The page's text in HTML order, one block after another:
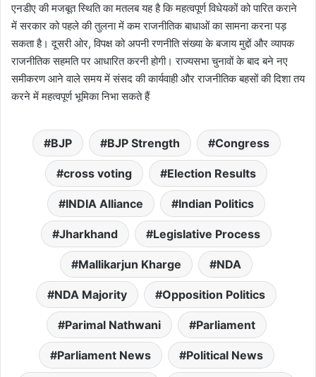
एनडीए की मजबूत स्थिति का मतलब यह है कि महत्वपूर्ण विधेयकों को पारित कराने
में सरकार को पहले की तुलना में कम राजनीतिक बाधाओं का सामना करना पड़
सकता है। दूसरी ओर, विपक्ष को अपनी रणनीति संख्या के बजाय मुद्दों और व्यापक
राजनीतिक सहमति पर आधारित करनी होगी। राज्यसभा चुनावों के बाद बने नए
समीकरण आने वाले समय में संसद की कार्यवाही और राजनीतिक बहसों की दिशा तय
करने में महत्वपूर्ण भूमिका निभा सकते हैं
BJP BJP Strength Congress
cross voting Election Results
INDIA Alliance Indian Politics
Jharkhand Legislative Process
Mallikarjun Kharge NDA
NDA Majority Opposition Politics
Parimal Nathwani Parliament
Parliament News Political News